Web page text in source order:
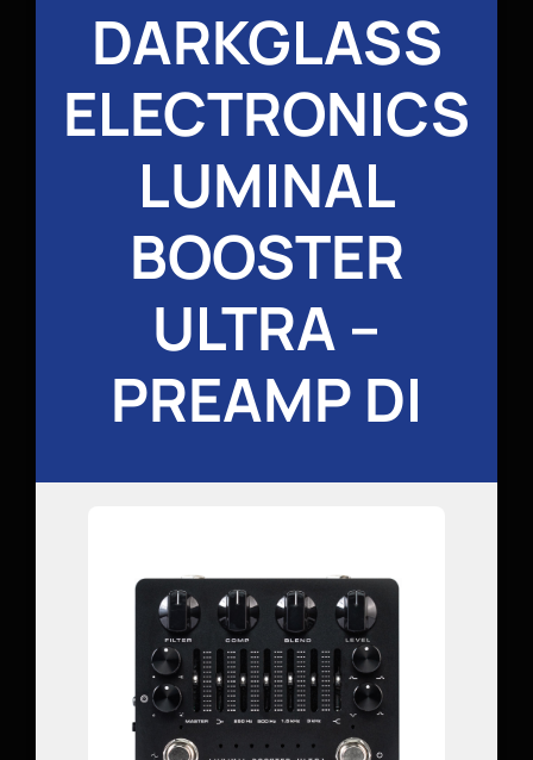
DARKGLASS
ELECTRONICS
LUMINAL
BOOSTER
ULTRA –
PREAMP DI